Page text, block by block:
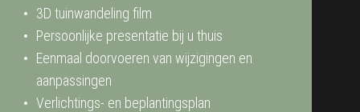
3D tuinwandeling film
Persoonlijke presentatie bij u thuis
Eenmaal doorvoeren van wijzigingen en
aanpassingen
Verlichtings- en beplantingsplan